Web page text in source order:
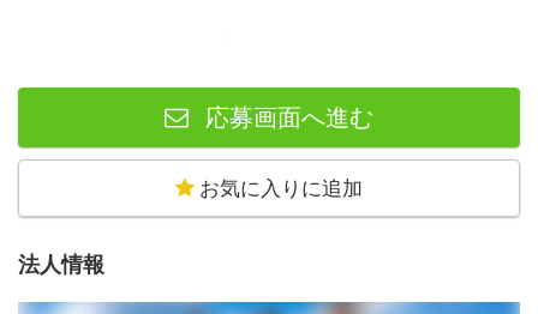
応募画面へ進む
お気に入りに追加
法人情報